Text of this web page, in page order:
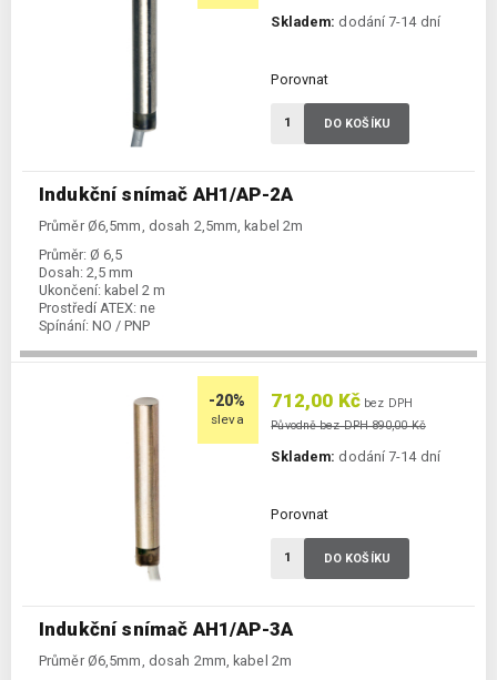
Indukční snímač AH1/AP-2A
Průměr Ø6,5mm, dosah 2,5mm, kabel 2m
Průměr: Ø 6,5
Dosah: 2,5 mm
Ukončení: kabel 2 m
Prostředí ATEX: ne
Spínání: NO / PNP
Skladem: dodání 7-14 dní
Porovnat
DO KOŠÍKU
-20%
sleva
Indukční snímač AH1/AP-3A
Průměr Ø6,5mm, dosah 2mm, kabel 2m
712,00 Kč bez DPH
Původně bez DPH 890,00 Kč
Skladem: dodání 7-14 dní
Porovnat
DO KOŠÍKU